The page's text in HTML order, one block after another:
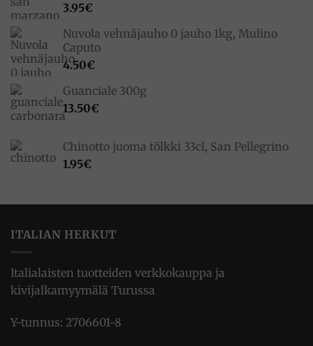
3.95€
Nuvola vehnäjauho 0 jauho 1kg, Mulino
Caputo
4.50€
Guanciale 300g
13.50€
Chinotto juoma tölkki 33cl, San Pellegrino
1.95€
ITALIAN HERKUT
Italialaisten tuotteiden verkkokauppa ja
kivijalkamyymälä Turussa
Y-tunnus: 2706601-8